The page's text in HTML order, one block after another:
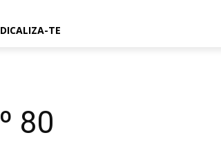
TE
80